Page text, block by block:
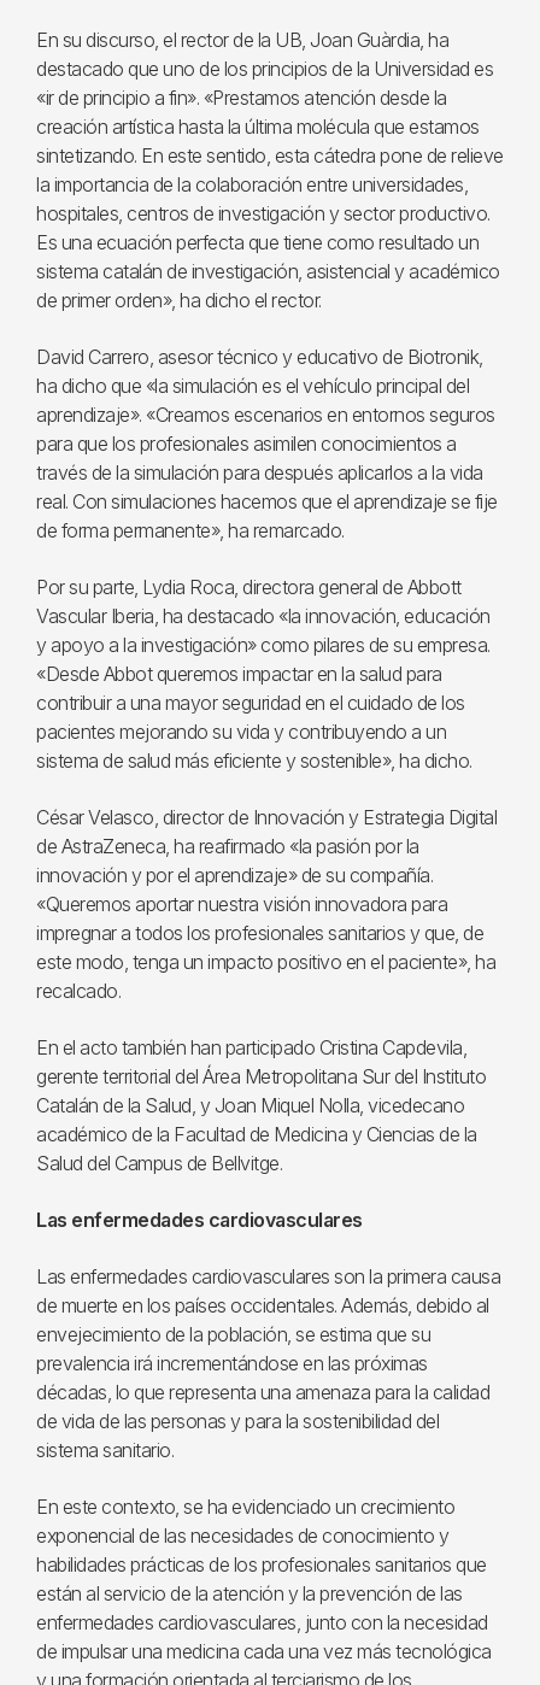
En su discurso, el rector de la UB, Joan Guàrdia, ha
destacado que uno de los principios de la Universidad es
«ir de principio a fin». «Prestamos atención desde la
creación artística hasta la última molécula que estamos
sintetizando. En este sentido, esta cátedra pone de relieve
la importancia de la colaboración entre universidades,
hospitales, centros de investigación y sector productivo.
Es una ecuación perfecta que tiene como resultado un
sistema catalán de investigación, asistencial y académico
de primer orden», ha dicho el rector.
David Carrero, asesor técnico y educativo de Biotronik,
ha dicho que «la simulación es el vehículo principal del
aprendizaje». «Creamos escenarios en entornos seguros
para que los profesionales asimilen conocimientos a
través de la simulación para después aplicarlos a la vida
real. Con simulaciones hacemos que el aprendizaje se fije
de forma permanente», ha remarcado.
Por su parte, Lydia Roca, directora general de Abbott
Vascular Iberia, ha destacado «la innovación, educación
y apoyo a la investigación» como pilares de su empresa.
«Desde Abbot queremos impactar en la salud para
contribuir a una mayor seguridad en el cuidado de los
pacientes mejorando su vida y contribuyendo a un
sistema de salud más eficiente y sostenible», ha dicho.
César Velasco, director de Innovación y Estrategia Digital
de AstraZeneca, ha reafirmado «la pasión por la
innovación y por el aprendizaje» de su compañía.
«Queremos aportar nuestra visión innovadora para
impregnar a todos los profesionales sanitarios y que, de
este modo, tenga un impacto positivo en el paciente», ha
recalcado.
En el acto también han participado Cristina Capdevila,
gerente territorial del Área Metropolitana Sur del Instituto
Catalán de la Salud, y Joan Miquel Nolla, vicedecano
académico de la Facultad de Medicina y Ciencias de la
Salud del Campus de Bellvitge.
Las enfermedades cardiovasculares
Las enfermedades cardiovasculares son la primera causa
de muerte en los países occidentales. Además, debido al
envejecimiento de la población, se estima que su
prevalencia irá incrementándose en las próximas
décadas, lo que representa una amenaza para la calidad
de vida de las personas y para la sostenibilidad del
sistema sanitario.
En este contexto, se ha evidenciado un crecimiento
exponencial de las necesidades de conocimiento y
habilidades prácticas de los profesionales sanitarios que
están al servicio de la atención y la prevención de las
enfermedades cardiovasculares, junto con la necesidad
de impulsar una medicina cada una vez más tecnológica
y una formación orientada al terciarismo de los